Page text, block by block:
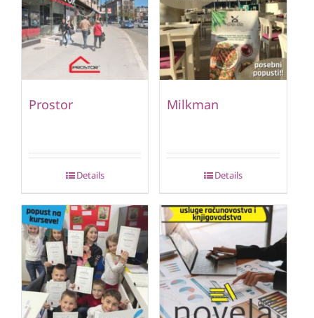
Prostor
Details
Milkman
Details